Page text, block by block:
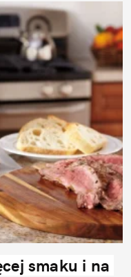
smaku i na